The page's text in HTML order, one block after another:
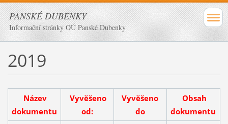
PANSKÉ DUBENKY
Informační stránky OÚ Panské Dubenky
2019
Název
dokumentu
Vyvěšeno
od:
Vyvěšeno
do
Obsah
dokumentu